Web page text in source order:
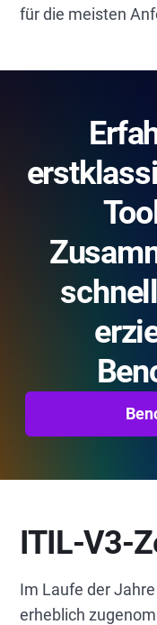
für die meisten
ITIL-V3-
Im Laufe der
erheblich